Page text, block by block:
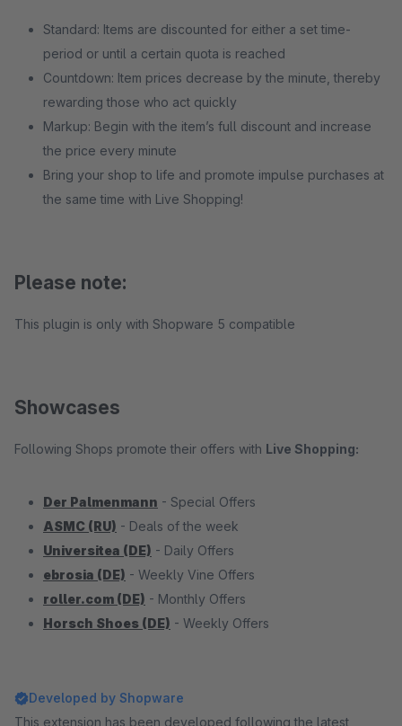
Standard: Items are discounted for either a set time-
period or until a certain quota is reached
Countdown: Item prices decrease by the minute, thereby
rewarding those who act quickly
Markup: Begin with the item’s full discount and increase
the price every minute
Bring your shop to life and promote impulse purchases at
the same time with Live Shopping!
Please note:
This plugin is only with Shopware 5 compatible
Showcases
Following Shops promote their offers with Live Shopping:
Der Palmenmann - Special Offers
ASMC (RU) - Deals of the week
Universitea (DE) - Daily Offers
ebrosia (DE) - Weekly Vine Offers
roller.com (DE) - Monthly Offers
Horsch Shoes (DE) - Weekly Offers
Developed by Shopware
This extension has been developed following the latest